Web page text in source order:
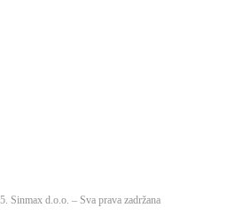
Sinmax d.o.o. – Sva prava zadržana